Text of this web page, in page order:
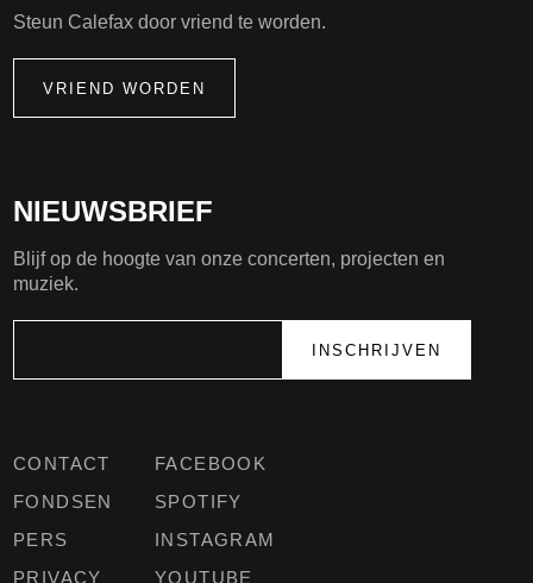
CONTACT
FONDSEN
PERS
PRIVACY
FACEBOOK
SPOTIFY
INSTAGRAM
YOUTUBE
NIEUWSBRIEF
Blijf op de hoogte van onze concerten, projecten en
muziek.
Steun Calefax door vriend te worden.
VRIEND WORDEN